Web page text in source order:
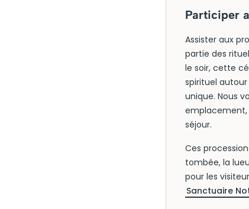
Participer
Assister aux
partie des
le soir, cette
spirituel
unique. Nous
emplacement,
séjour.
Ces
tombée, la
pour les
Sanctuaire